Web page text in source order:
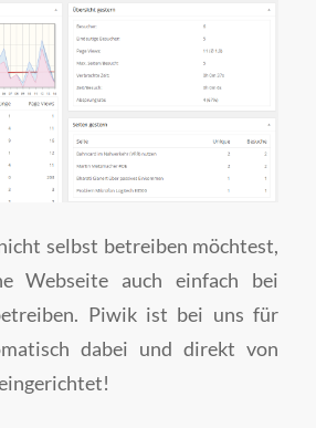
selbst betreiben möchtest,
Webseite auch einfach bei
Piwik ist bei uns für
dabei und direkt von